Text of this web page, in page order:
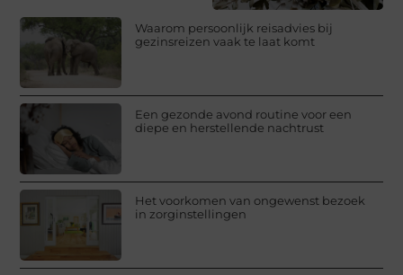
Waarom persoonlijk reisadvies bij
gezinsreizen vaak te laat komt
Een gezonde avond routine voor een
diepe en herstellende nachtrust
Het voorkomen van ongewenst bezoek
in zorginstellingen